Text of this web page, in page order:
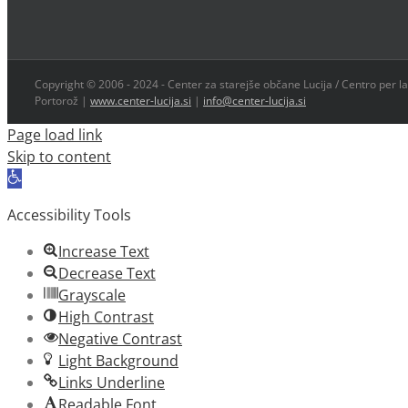
Copyright © 2006 - 2024 - Center za starejše občane Lucija / Centro per
Portorož | www.center-lucija.si | info@center-lucija.si
Page load link
Skip to content
Open
Accessibility Tools
Increase Text
Decrease Text
Grayscale
High Contrast
Negative Contrast
Light Background
Links Underline